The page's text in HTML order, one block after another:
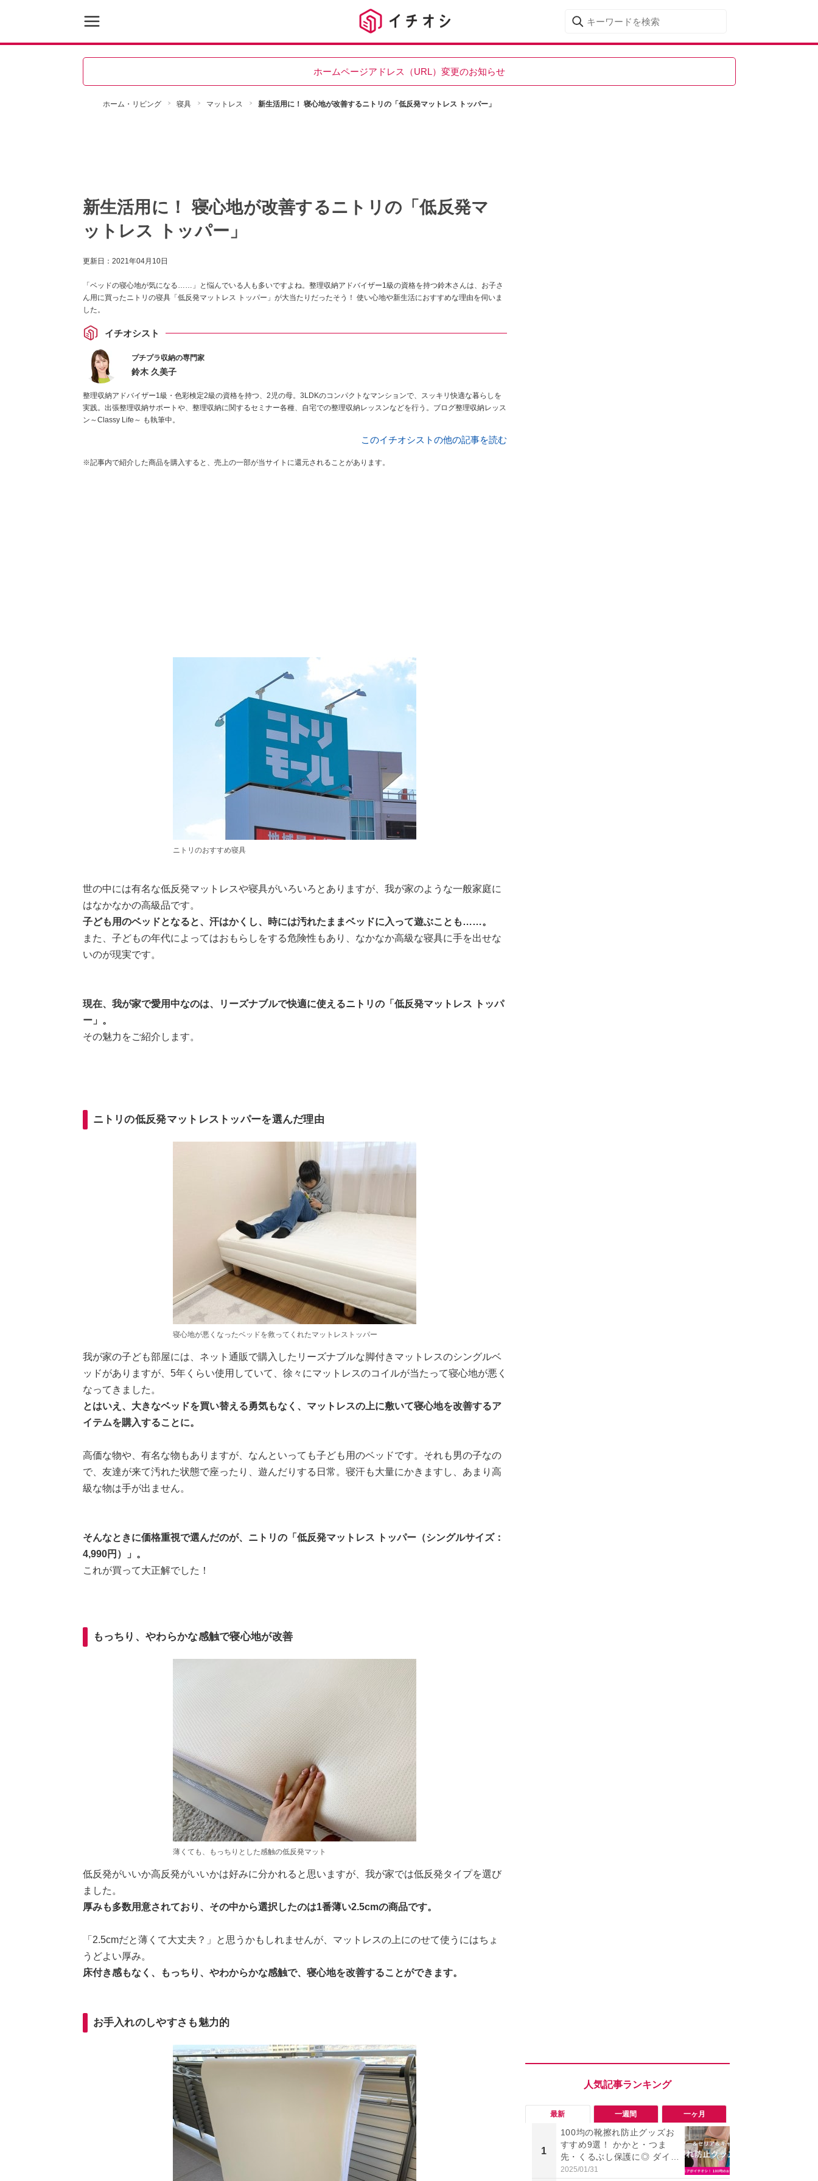
ホームページアドレス（URL）変更のお知らせ
ホーム・リビング 寝具 マットレス 新生活用に！ 寝心地が改善するニトリの「低反発マットレス トッパー」
新生活用に！ 寝心地が改善するニトリの「低反発マ
ットレス トッパー」
更新日： 2021年04月10日
「ベッドの寝心地が気になる……」と悩んでいる人も多いですよね。整理収納アドバイザー1級の資格を持つ鈴木さんは、お子さ
ん用に買ったニトリの寝具「低反発マットレス トッパー」が大当たりだったそう！ 使い心地や新生活におすすめな理由を伺いま
した。
イチオシスト
プチプラ収納の専門家
鈴木 久美子
整理収納アドバイザー1級・色彩検定2級の資格を持つ、2児の母。3LDKのコンパクトなマンションで、スッキリ快適な暮らしを
実践。出張整理収納サポートや、整理収納に関するセミナー各種、自宅での整理収納レッスンなどを行う。ブログ整理収納レッス
ン～Classy Life～ も執筆中。
このイチオシストの他の記事を読む
※記事内で紹介した商品を購入すると、売上の一部が当サイトに還元されることがあります。
ニトリのおすすめ寝具
世の中には有名な低反発マットレスや寝具がいろいろとありますが、我が家のような一般家庭に
はなかなかの高級品です。
子ども用のベッドとなると、汗はかくし、時には汚れたままベッドに入って遊ぶことも……。
また、子どもの年代によってはおもらしをする危険性もあり、なかなか高級な寝具に手を出せな
いのが現実です。
現在、我が家で愛用中なのは、リーズナブルで快適に使えるニトリの「低反発マットレス トッパ
ー」。
その魅力をご紹介します。
ニトリの低反発マットレストッパーを選んだ理由
寝心地が悪くなったベッドを救ってくれたマットレストッパー
我が家の子ども部屋には、ネット通販で購入したリーズナブルな脚付きマットレスのシングルベ
ッドがありますが、5年くらい使用していて、徐々にマットレスのコイルが当たって寝心地が悪く
なってきました。
とはいえ、大きなベッドを買い替える勇気もなく、マットレスの上に敷いて寝心地を改善するア
イテムを購入することに。
高価な物や、有名な物もありますが、なんといっても子ども用のベッドです。それも男の子なの
で、友達が来て汚れた状態で座ったり、遊んだりする日常。寝汗も大量にかきますし、あまり高
級な物は手が出ません。
そんなときに価格重視で選んだのが、ニトリの「低反発マットレス トッパー（シングルサイズ：
4,990円）」。
これが買って大正解でした！
もっちり、やわらかな感触で寝心地が改善
薄くても、もっちりとした感触の低反発マット
低反発がいいか高反発がいいかは好みに分かれると思いますが、我が家では低反発タイプを選び
ました。
厚みも多数用意されており、その中から選択したのは1番薄い2.5cmの商品です。
「2.5cmだと薄くて大丈夫？」と思うかもしれませんが、マットレスの上にのせて使うにはちょ
うどよい厚み。
床付き感もなく、もっちり、やわからかな感触で、寝心地を改善することができます。
お手入れのしやすさも魅力的
最新 一週間 一ヶ月
1
100均の靴擦れ防止グッズお
すすめ9選！ かかと・つま
先・くるぶし保護に◎ ダイソ
ー・セリア・キャンドゥ
2025/01/31